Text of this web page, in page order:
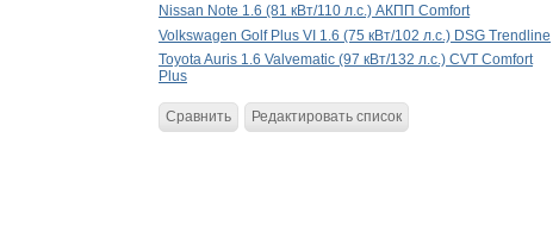
Nissan Note 1.6 (81 кВт/110 л.с.) АКПП Comfort
Volkswagen Golf Plus VI 1.6 (75 кВт/102 л.с.) DSG Trendline
Toyota Auris 1.6 Valvematic (97 кВт/132 л.с.) CVT Comfort
Plus
Сравнить Редактировать список